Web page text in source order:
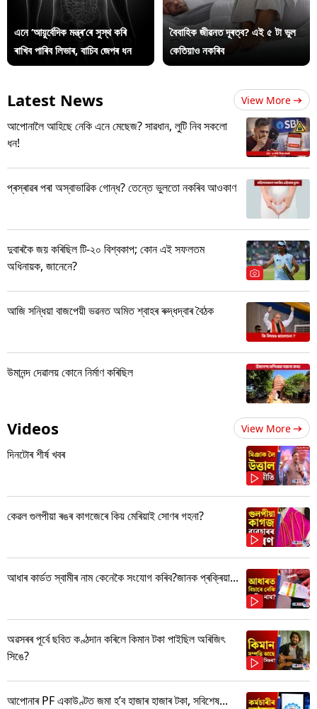
এনে ‘আয়ুৰ্বেদিক মন্ত্ৰ’ৰে সুস্থ কৰি
ৰাখিব পাৰিব লিভাৰ, বাচিব জেপৰ ধন
বৈবাহিক জীৱনত দূৰত্ব? এই ৫ টা ভুল
কেতিয়াও নকৰিব
Latest News View More
আপোনালৈ আহিছে নেকি এনে মেছেজ? সাৱধান, লুটি নিব সকলো
ধন!
প্ৰস্ৰাৱৰ পৰা অস্বাভাৱিক গোন্ধ? তেন্তে ভুলতো নকৰিব আওকাণ
দুবাৰকৈ জয় কৰিছিল টি-২০ বিশ্বকাপ; কোন এই সফলতম
অধিনায়ক, জানেনে?
আজি সন্ধিয়া বাজপেয়ী ভৱনত অমিত শ্বাহৰ ৰুদ্ধদ্বাৰ বৈঠক
উমানন্দ দেৱালয় কোনে নিৰ্মাণ কৰিছিল
Videos View More
দিনটোৰ শীৰ্ষ খবৰ
কেৱল গুলপীয়া ৰঙৰ কাগজেৰে কিয় মেৰিয়াই সোণৰ গহনা?
আধাৰ কাৰ্ডত স্বামীৰ নাম কেনেকৈ সংযোগ কৰিব?জানক প্ৰক্ৰিয়া...
অৱসৰৰ পূৰ্বে ছবিত কণ্ঠদান কৰিলে কিমান টকা পাইছিল অৰিজিৎ
সিঙে?
আপোনাৰ PF একাউণ্টত জমা হ’ব হাজাৰ হাজাৰ টকা, সবিশেষ...